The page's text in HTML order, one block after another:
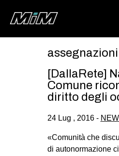
AREA
GAZA
CSOA
assegnazioni
[DallaRete]
Comune
diritto degli
24 Lug , 2016 -
«Comunità che
di autonormazione